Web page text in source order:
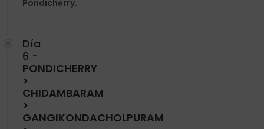
Pondicherry.
Día
6 -
PONDICHERRY
>
CHIDAMBARAM
>
GANGIKONDACHOLPURAM